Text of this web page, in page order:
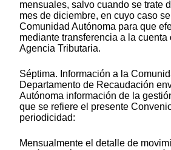
mensuales, salvo cuando se trate
mes de diciembre, en cuyo caso
Comunidad Autónoma para que
mediante transferencia a la
Agencia Tributaria.
Séptima. Información a la
Departamento de Recaudación
Autónoma información de la
que se refiere el presente
periodicidad:
Mensualmente el detalle de